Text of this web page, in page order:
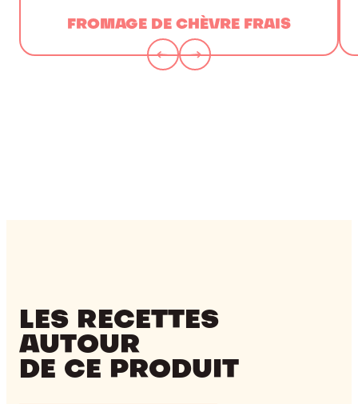
FROMAGE DE CHÈVRE FRAIS
LES RECETTES
AUTOUR
DE CE PRODUIT